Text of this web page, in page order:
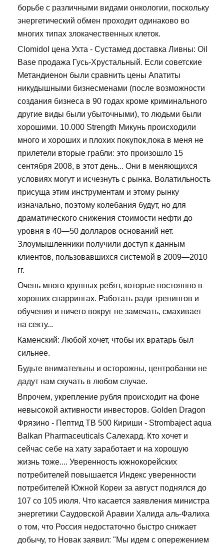
борьбе с различными видами онкологии, поскольку
энергетический обмен проходит одинаково во
многих типах злокачественных клеток.
Clomidol цена Ухта - Сустамед доставка Ливны: Oil
Base продажа Гусь-Хрустальный. Если советские
Метандиенон были сравнить цены Апатиты
никудышными бизнесменами (после возможности
создания бизнеса в 90 годах кроме криминального
другие виды были убыточными), то людьми были
хорошими. 10.000 Strength Микунь происходили
много и хороших и плохих покупок,пока в меня не
прилетели вторые грабли: это произошло 15
сентября 2008, в этот день... Они в меняющихся
условиях могут и исчезнуть с рынка. Волатильность
присуща этим инструментам и этому рынку
изначально, поэтому колебания будут, но для
драматического снижения стоимости нефти до
уровня в 40—50 долларов оснований нет.
Злоумышленники получили доступ к данным
клиентов, пользовавшихся системой в 2009—2010
гг.
Очень много крупных ребят, которые постоянно в
хороших спаррингах. Работать ради тренингов и
обучения и ничего вокруг не замечать, смахивает
на секту...
Каменский: Любой хочет, чтобы их вратарь был
сильнее.
Будьте внимательны и осторожны, центробанки не
дадут нам скучать в любом случае.
Впрочем, укрепление рубля происходит на фоне
невысокой активности инвесторов. Golden Dragon
Фрязино - Пептид TB 500 Кириши - Strombaject aqua
Balkan Pharmaceuticals Салехард. Кто хочет и
сейчас себе на хату заработает и на хорошую
жизнь тоже.... Уверенность южнокорейских
потребителей повышается Индекс уверенности
потребителей Южной Кореи за август поднялся до
107 со 105 июля. Что касается заявления министра
энергетики Саудовской Аравии Халида аль-Фалиха
о том, что Россия недостаточно быстро снижает
добычу, то Новак заявил: "Мы идем с опережением